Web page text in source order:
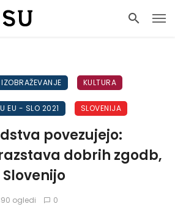
IZOBRAŽEVANJE KULTURA
EU - SLO 2021 SLOVENIJA
povezujejo:
dobrih zgodb,
ogledi 0